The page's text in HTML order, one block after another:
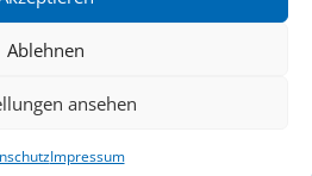
Ablehnen
ansehen
Impressum